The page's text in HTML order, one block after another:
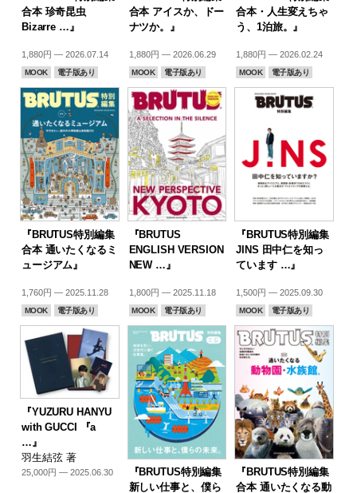
合本 珍奇昆虫
Bizarre …』
1,880円 — 2026.07.14
MOOK 電子版あり
合本 アイスか、ドー
ナツか。』
1,880円 — 2026.06.29
MOOK 電子版あり
合本・人生変えちゃ
う、1泊旅。』
1,880円 — 2026.02.24
MOOK 電子版あり
『BRUTUS特別編集
合本 通いたくなるミ
ュージアム』
1,760円 — 2025.11.28
MOOK 電子版あり
『BRUTUS
ENGLISH VERSION
NEW …』
1,800円 — 2025.11.18
MOOK 電子版あり
『BRUTUS特別編集
JINS 田中仁を知っ
ています …』
1,500円 — 2025.09.30
MOOK 電子版あり
『YUZURU HANYU
with GUCCI 『a
…』
羽生結弦 著
25,000円 — 2025.06.30
『BRUTUS特別編集
新しい仕事と、僕ら
『BRUTUS特別編集
合本 通いたくなる動